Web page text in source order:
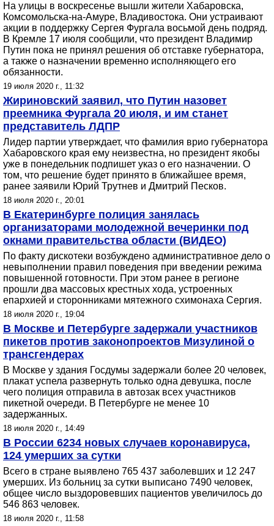
На улицы в воскресенье вышли жители Хабаровска,
Комсомольска-на-Амуре, Владивостока. Они устраивают
акции в поддержку Сергея Фургала восьмой день подряд.
В Кремле 17 июля сообщили, что президент Владимир
Путин пока не принял решения об отставке губернатора,
а также о назначении временно исполняющего его
обязанности.
19 июля 2020 г., 11:32
Жириновский заявил, что Путин назовет
преемника Фургала 20 июля, и им станет
представитель ЛДПР
Лидер партии утверждает, что фамилия врио губернатора
Хабаровского края ему неизвестна, но президент якобы
уже в понедельник подпишет указ о его назначении. О
том, что решение будет принято в ближайшее время,
ранее заявили Юрий Трутнев и Дмитрий Песков.
18 июля 2020 г., 20:01
В Екатеринбурге полиция занялась
организаторами молодежной вечеринки под
окнами правительства области (ВИДЕО)
По факту дискотеки возбуждено административное дело о
невыполнении правил поведения при введении режима
повышенной готовности. При этом ранее в регионе
прошли два массовых крестных хода, устроенных
епархией и сторонниками мятежного схимонаха Сергия.
18 июля 2020 г., 19:04
В Москве и Петербурге задержали участников
пикетов против законопроектов Мизулиной о
трансгендерах
В Москве у здания Госдумы задержали более 20 человек,
плакат успела развернуть только одна девушка, после
чего полиция отправила в автозак всех участников
пикетной очереди. В Петербурге не менее 10
задержанных.
18 июля 2020 г., 14:49
В России 6234 новых случаев коронавируса,
124 умерших за сутки
Всего в стране выявлено 765 437 заболевших и 12 247
умерших. Из больниц за сутки выписано 7490 человек,
общее число выздоровевших пациентов увеличилось до
546 863 человек.
18 июля 2020 г., 11:58